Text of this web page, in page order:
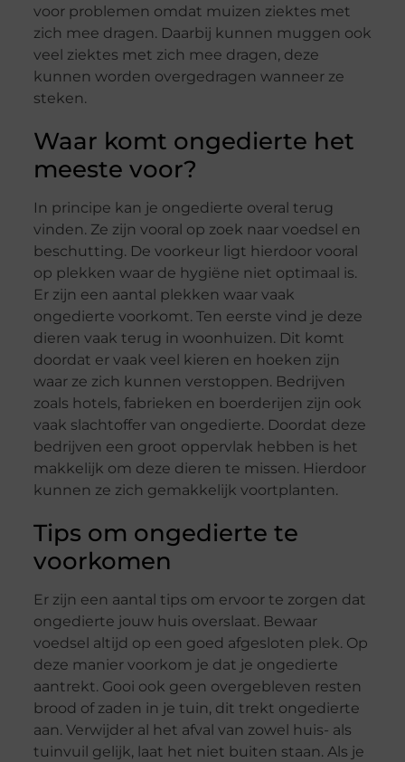
voor problemen omdat muizen ziektes met
zich mee dragen. Daarbij kunnen muggen ook
veel ziektes met zich mee dragen, deze
kunnen worden overgedragen wanneer ze
steken.
Waar komt ongedierte het
meeste voor?
In principe kan je ongedierte overal terug
vinden. Ze zijn vooral op zoek naar voedsel en
beschutting. De voorkeur ligt hierdoor vooral
op plekken waar de hygiëne niet optimaal is.
Er zijn een aantal plekken waar vaak
ongedierte voorkomt. Ten eerste vind je deze
dieren vaak terug in woonhuizen. Dit komt
doordat er vaak veel kieren en hoeken zijn
waar ze zich kunnen verstoppen. Bedrijven
zoals hotels, fabrieken en boerderijen zijn ook
vaak slachtoffer van ongedierte. Doordat deze
bedrijven een groot oppervlak hebben is het
makkelijk om deze dieren te missen. Hierdoor
kunnen ze zich gemakkelijk voortplanten.
Tips om ongedierte te
voorkomen
Er zijn een aantal tips om ervoor te zorgen dat
ongedierte jouw huis overslaat. Bewaar
voedsel altijd op een goed afgesloten plek. Op
deze manier voorkom je dat je ongedierte
aantrekt. Gooi ook geen overgebleven resten
brood of zaden in je tuin, dit trekt ongedierte
aan. Verwijder al het afval van zowel huis- als
tuinvuil gelijk, laat het niet buiten staan. Als je